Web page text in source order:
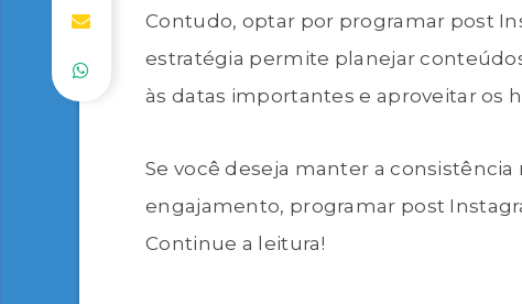
Contudo, optar por programar post
estratégia permite planejar
às datas importantes e aproveitar os
Se você deseja manter a
engajamento, programar post
Continue a leitura!